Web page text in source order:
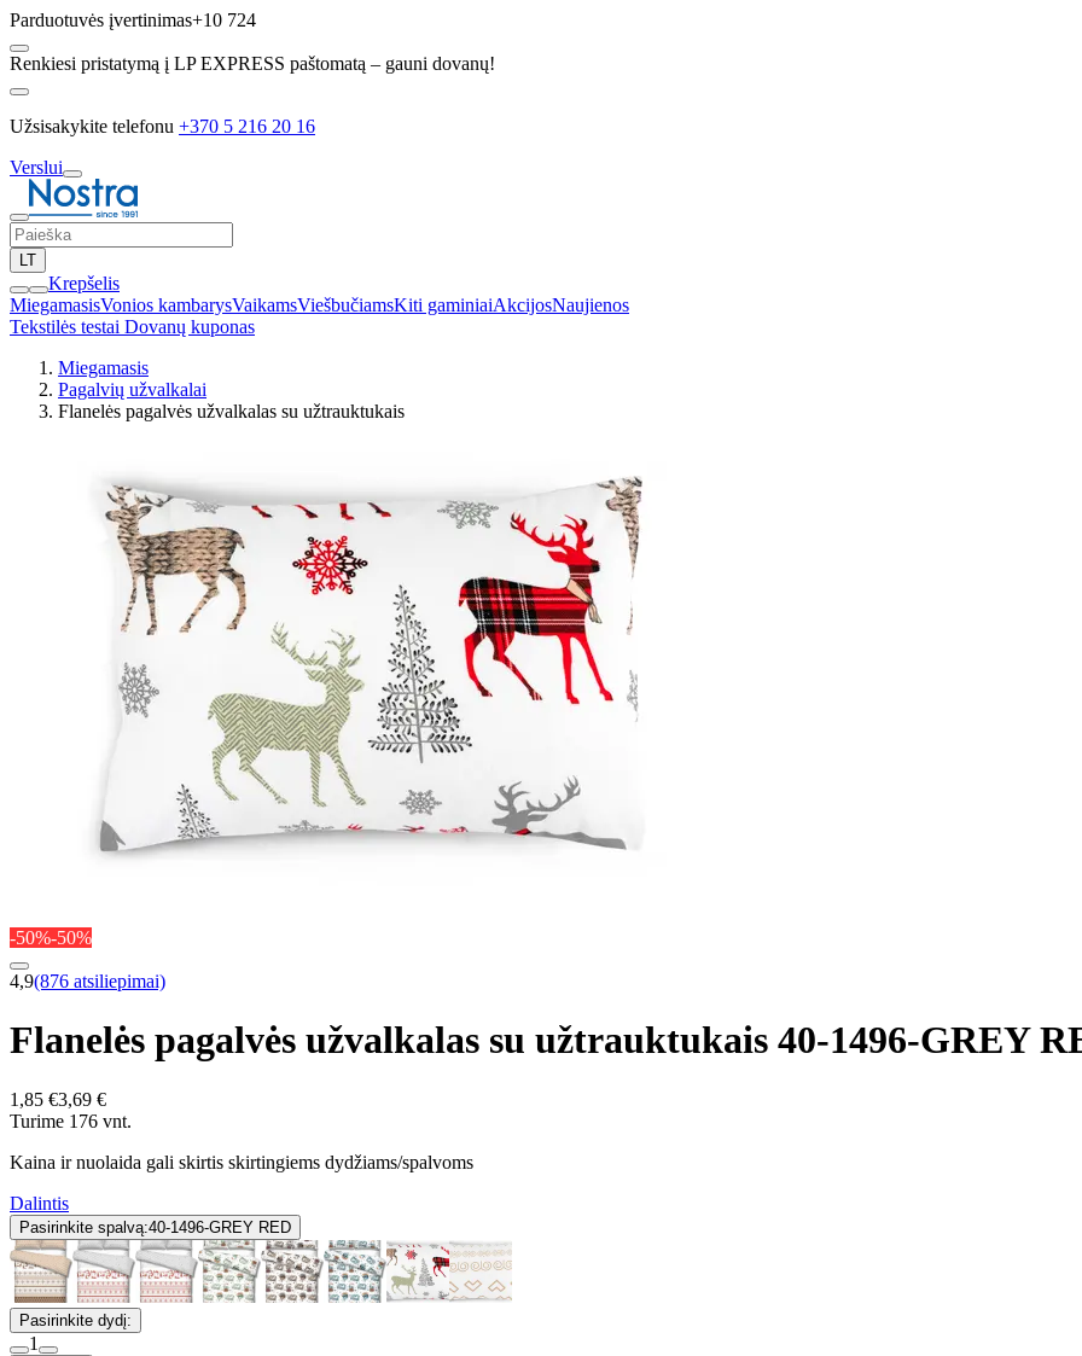
Parduotuvės įvertinimas+10 724
Renkiesi pristatymą į LP EXPRESS paštomatą – gauni dovanų!
Užsisakykite telefonu +370 5 216 20 16
Verslui
LT
Krepšelis
MiegamasisVonios kambarysVaikamsViešbučiamsKiti gaminiaiAkcijosNaujienos
Tekstilės testai Dovanų kuponas
Miegamasis
Pagalvių užvalkalai
Flanelės pagalvės užvalkalas su užtrauktukais
-50%-50%
4,9(876 atsiliepimai)
Flanelės pagalvės užvalkalas su užtrauktukais 40-1496-GREY
1,85 €3,69 €
Turime 176 vnt.
Kaina ir nuolaida gali skirtis skirtingiems dydžiams/spalvoms
Dalintis
Pasirinkite spalvą:40-1496-GREY RED
Pasirinkite dydį:
1